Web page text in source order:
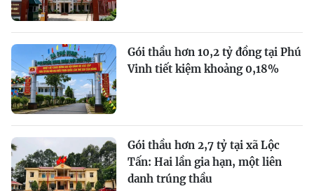
Gói thầu hơn 10,2 tỷ đồng tại Phú
Vinh tiết kiệm khoảng 0,18%
Gói thầu hơn 2,7 tỷ tại xã Lộc
Tấn: Hai lần gia hạn, một liên
danh trúng thầu